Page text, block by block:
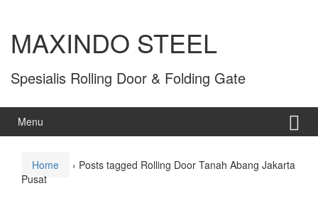
MAXINDO STEEL
Spesialis Rolling Door & Folding Gate
Menu
Home › Posts tagged Rolling Door Tanah Abang Jakarta
Pusat